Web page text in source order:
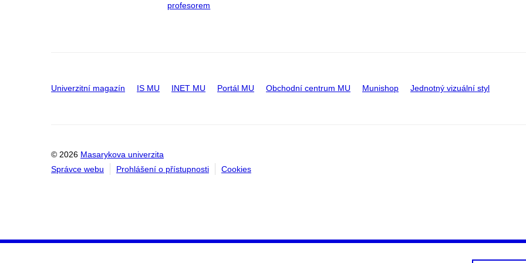
profesorem
Univerzitní magazín IS MU INET MU Portál MU Obchodní centrum MU Munishop Jednotný vizuální styl
© 2026 Masarykova univerzita
Správce webu
Prohlášení o přístupnosti Cookies